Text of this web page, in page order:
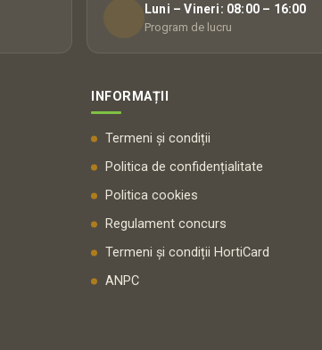
Luni – Vineri: 08:00 – 16:00
Program de lucru
INFORMAȚII
Termeni și condiții
Politica de confidențialitate
Politica cookies
Regulament concurs
Termeni și condiții HortiCard
ANPC